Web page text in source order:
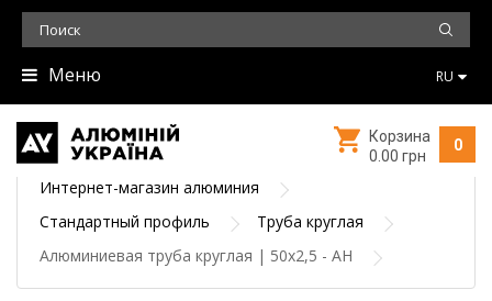
Меню RU
0
Корзина
0.00 грн
Интернет-магазин алюминия
Стандартный профиль
Труба круглая
Алюминиевая труба круглая | 50х2,5 - АН